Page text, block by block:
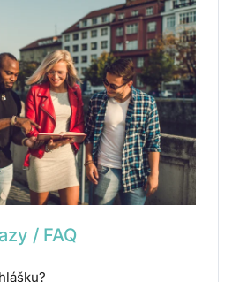
/ FAQ